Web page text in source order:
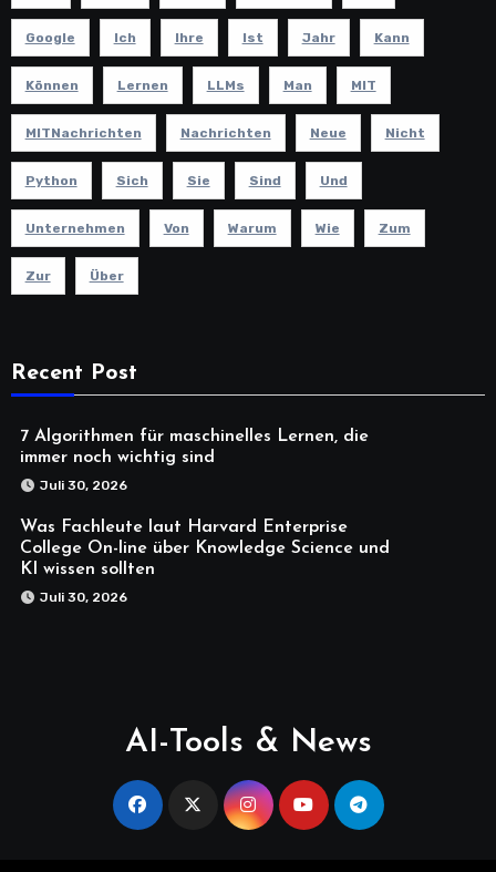
Google Ich Ihre Ist Jahr Kann
Können Lernen LLMs Man MIT
MITNachrichten Nachrichten Neue Nicht
Python Sich Sie Sind Und
Unternehmen Von Warum Wie Zum
Zur Über
Recent Post
7 Algorithmen für maschinelles Lernen, die
immer noch wichtig sind
Juli 30, 2026
Was Fachleute laut Harvard Enterprise
College On-line über Knowledge Science und
KI wissen sollten
Juli 30, 2026
AI-Tools & News